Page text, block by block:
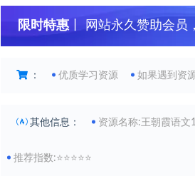
限时特惠 丨 网站永久赞助会
： 优质学习资源 如果遇到资
其他信息： 资源名称:王朝霞语文
推荐指数:⭐⭐⭐⭐⭐